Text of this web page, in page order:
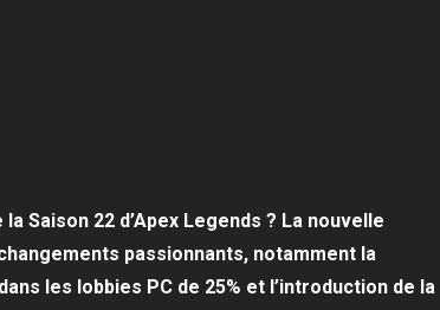
Saison 22 d’Apex Legends ? La nouvelle
passionnants, notamment la
les lobbies PC de 25% et l’introduction de la